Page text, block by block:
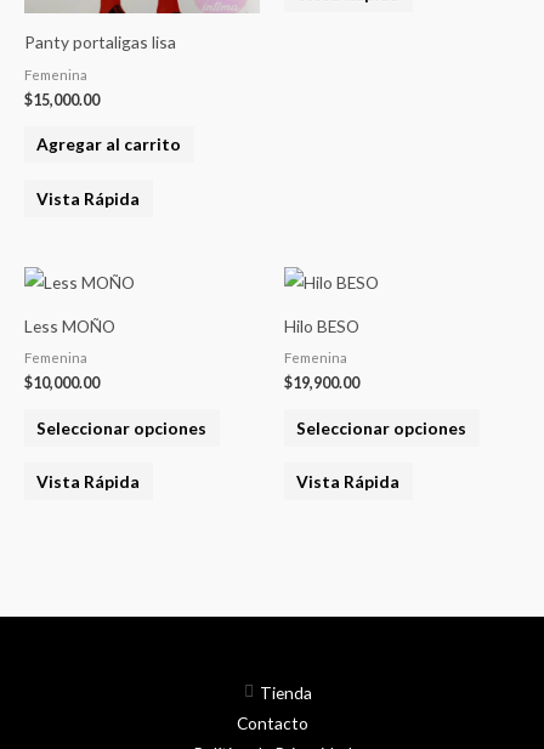
Panty portaligas lisa
Femenina
$15,000.00
Agregar al carrito
Vista Rápida
Less MOÑO
Femenina
$10,000.00
Seleccionar opciones
la
producto
Vista Rápida
Hilo BESO
Femenina
$19,900.00
Seleccionar opciones
la
Vista Rápida
Tienda
Contacto